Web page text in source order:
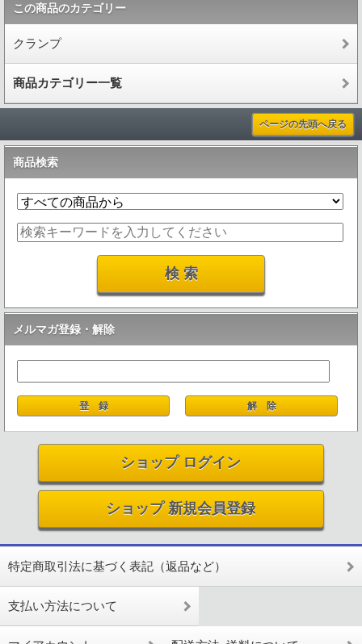
この商品のカテゴリー
クランプ
商品カテゴリー一覧
ページの先頭へ戻る
商品検索
メルマガ登録・解除
ショップ ログイン
ショップ 新規会員登録
特定商取引法に基づく表記（返品など）
支払い方法について